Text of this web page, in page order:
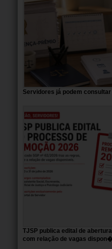
Servidores já podem
TJSP publica edital de
com relação de vagas